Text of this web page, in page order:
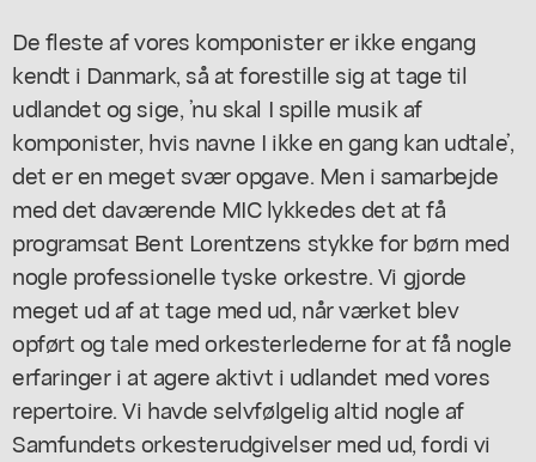
De fleste af vores komponister er ikke engang
kendt i Danmark, så at forestille sig at tage til
udlandet og sige, ’nu skal I spille musik af
komponister, hvis navne I ikke en gang kan udtale’,
det er en meget svær opgave. Men i samarbejde
med det daværende MIC lykkedes det at få
programsat Bent Lorentzens stykke for børn med
nogle professionelle tyske orkestre. Vi gjorde
meget ud af at tage med ud, når værket blev
opført og tale med orkesterlederne for at få nogle
erfaringer i at agere aktivt i udlandet med vores
repertoire. Vi havde selvfølgelig altid nogle af
Samfundets orkesterudgivelser med ud, fordi vi